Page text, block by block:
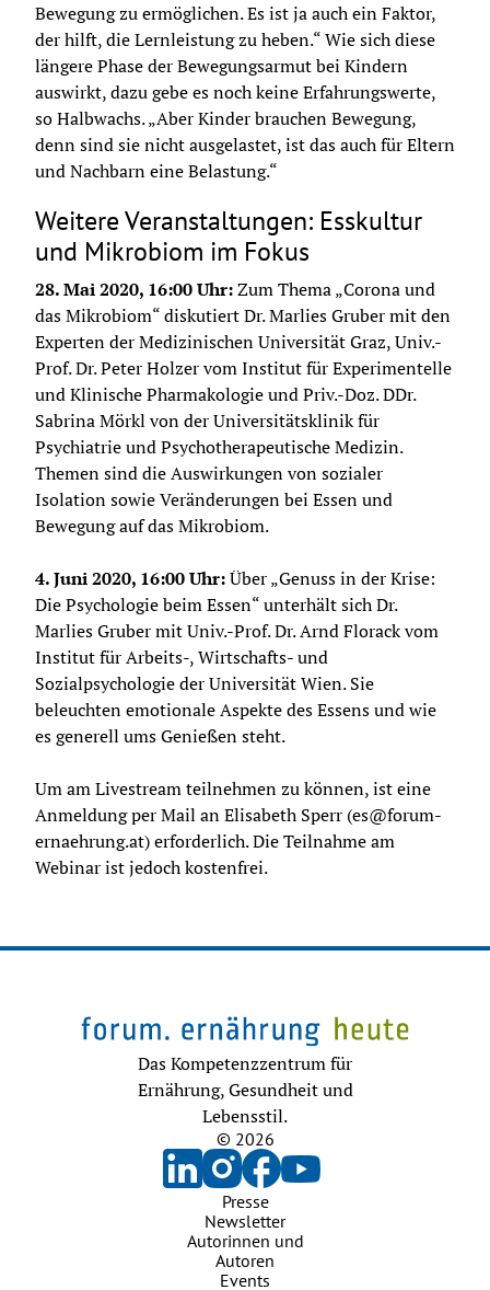
Bewegung zu ermöglichen. Es ist ja auch ein Faktor,
der hilft, die Lernleistung zu heben.“ Wie sich diese
längere Phase der Bewegungsarmut bei Kindern
auswirkt, dazu gebe es noch keine Erfahrungswerte,
so Halbwachs. „Aber Kinder brauchen Bewegung,
denn sind sie nicht ausgelastet, ist das auch für Eltern
und Nachbarn eine Belastung.“
Weitere Veranstaltungen: Esskultur
und Mikrobiom im Fokus
28. Mai 2020, 16:00 Uhr: Zum Thema „Corona und
das Mikrobiom“ diskutiert Dr. Marlies Gruber mit den
Experten der Medizinischen Universität Graz, Univ.-
Prof. Dr. Peter Holzer vom Institut für Experimentelle
und Klinische Pharmakologie und Priv.-Doz. DDr.
Sabrina Mörkl von der Universitätsklinik für
Psychiatrie und Psychotherapeutische Medizin.
Themen sind die Auswirkungen von sozialer
Isolation sowie Veränderungen bei Essen und
Bewegung auf das Mikrobiom.
4. Juni 2020, 16:00 Uhr: Über „Genuss in der Krise:
Die Psychologie beim Essen“ unterhält sich Dr.
Marlies Gruber mit Univ.-Prof. Dr. Arnd Florack vom
Institut für Arbeits-, Wirtschafts- und
Sozialpsychologie der Universität Wien. Sie
beleuchten emotionale Aspekte des Essens und wie
es generell ums Genießen steht.
Um am Livestream teilnehmen zu können, ist eine
Anmeldung per Mail an Elisabeth Sperr (es@forum-
ernaehrung.at) erforderlich. Die Teilnahme am
Webinar ist jedoch kostenfrei.
Das Kompetenzzentrum für
Ernährung, Gesundheit und
Lebensstil.
© 2026
Presse
Newsletter
Autorinnen und
Autoren
Events